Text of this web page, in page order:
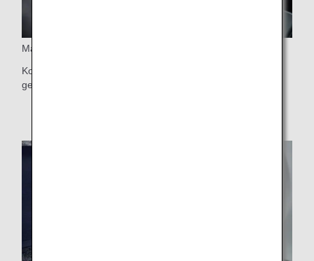
Masa
Koridora kolayca erişmenizi sağlayan, 90 derece dönen
geniş masa